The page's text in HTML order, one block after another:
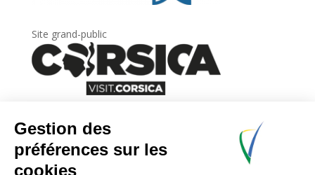
Site grand-public
Newsletter
Inscrivez-vous àla lettre d’information
l’Agence du tourisme de la Corse.